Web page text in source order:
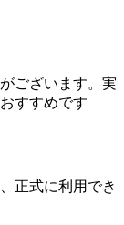
ございます。実
すすめです
正式に利用でき